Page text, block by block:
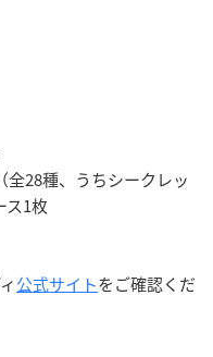
28種、うちシークレッ
ス1枚
公式サイトをご確認くだ